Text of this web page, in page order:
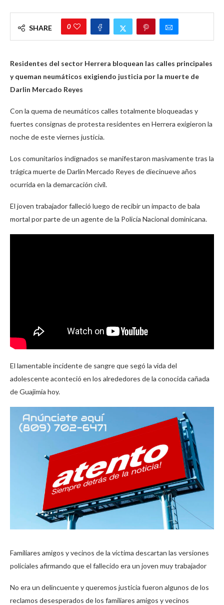
SHARE 0
Residentes del sector Herrera bloquean las calles principales
y queman neumáticos exigiendo justicia por la muerte de
Darlin Mercado Reyes
Con la quema de neumáticos calles totalmente bloqueadas y
fuertes consignas de protesta residentes en Herrera exigieron la
noche de este viernes justicia.
Los comunitarios indignados se manifestaron masivamente tras la
trágica muerte de Darlin Mercado Reyes de diecinueve años
ocurrida en la demarcación civil.
El joven trabajador falleció luego de recibir un impacto de bala
mortal por parte de un agente de la Policía Nacional dominicana.
El lamentable incidente de sangre que segó la vida del
adolescente aconteció en los alrededores de la conocida cañada
de Guajimía hoy.
Familiares amigos y vecinos de la víctima descartan las versiones
policiales afirmando que el fallecido era un joven muy trabajador
No era un delincuente y queremos justicia fueron algunos de los
reclamos desesperados de los familiares amigos y vecinos